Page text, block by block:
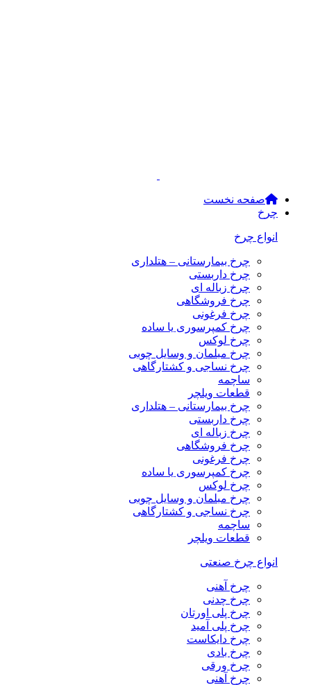
صفحه نخست
چرخ
انواع چرخ
چرخ بیمارستانی – هتلداری
چرخ داربستی
چرخ زباله ای
چرخ فروشگاهی
چرخ فرغونی
چرخ کمپرسوری یا ساده
چرخ لوکس
چرخ مبلمان و وسایل چوبی
چرخ نساجی و کشتارگاهی
ساچمه
قطعات ویلچر
چرخ بیمارستانی – هتلداری
چرخ داربستی
چرخ زباله ای
چرخ فروشگاهی
چرخ فرغونی
چرخ کمپرسوری یا ساده
چرخ لوکس
چرخ مبلمان و وسایل چوبی
چرخ نساجی و کشتارگاهی
ساچمه
قطعات ویلچر
انواع چرخ صنعتی
چرخ آهنی
چرخ چدنی
چرخ پلی اورتان
چرخ پلی آمید
چرخ دایکاست
چرخ بادی
چرخ ورقی
چرخ آهنی